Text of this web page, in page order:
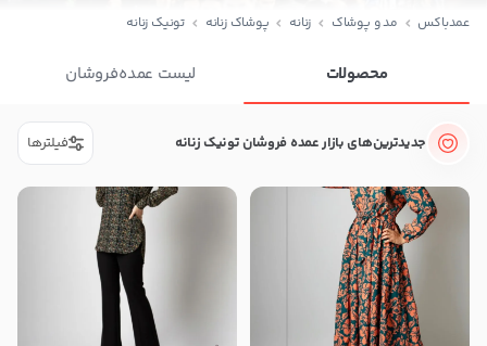
عمدباکس مد و پوشاک زنانه پوشاک زنانه تونیک زنانه
محصولات لیست عمده‌فروشان
جدیدترین‌های بازار عمده فروشان تونیک زنانه فیلترها